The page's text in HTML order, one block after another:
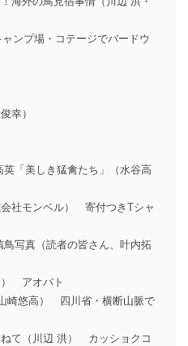
ンプ場・コテージでバードウ
幸）
英「美しき猛禽たち」（水谷高
会社モンベル） 寄付つきTシャ
鳥写真（読者の皆さん、叶内拓
） アオバト
崎悠高） 四川省・横断山脈で
ねて（川辺 洪） カッショクコ